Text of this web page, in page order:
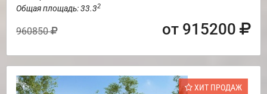
Общая площадь: 33.32
960850 от 915200
ХИТ ПРОДАЖ